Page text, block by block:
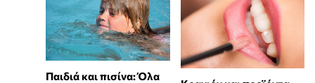
Παιδιά και πισίνα: Όλα